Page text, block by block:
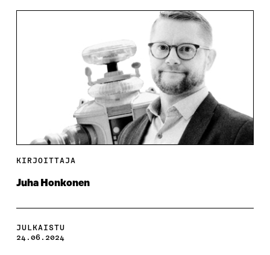
KIRJOITTAJA
Juha Honkonen
JULKAISTU
24.06.2024